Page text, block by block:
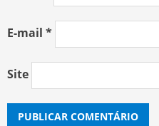
E-mail *
Site